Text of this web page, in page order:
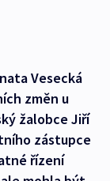
Vesecká
změn u
žalobce Jiří
zástupce
řízení